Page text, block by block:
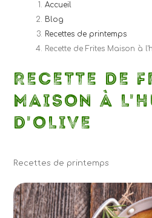
Accueil
Blog
Recettes de printemps
Recette de Frites Maison à
RECETTE DE
MAISON À
D'OLIVE
Recettes de printemps